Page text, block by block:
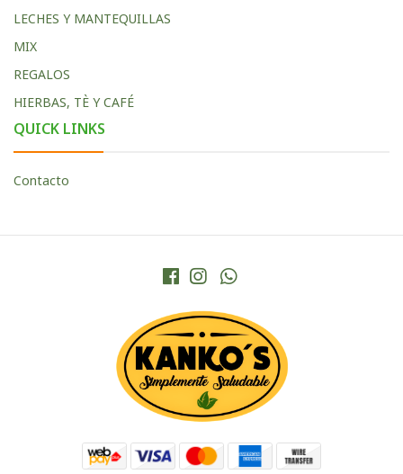
LECHES Y MANTEQUILLAS
MIX
REGALOS
HIERBAS, TÈ Y CAFÉ
QUICK LINKS
Contacto